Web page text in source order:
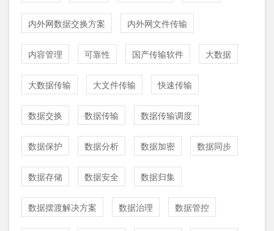
内外网数据交换方案 内外网文件传输
内容管理 可靠性 国产传输软件 大数据
大数据传输 大文件传输 快速传输
数据交换 数据传输 数据传输调度
数据保护 数据分析 数据加密 数据同步
数据存储 数据安全 数据归集
数据摆渡解决方案 数据治理 数据管控